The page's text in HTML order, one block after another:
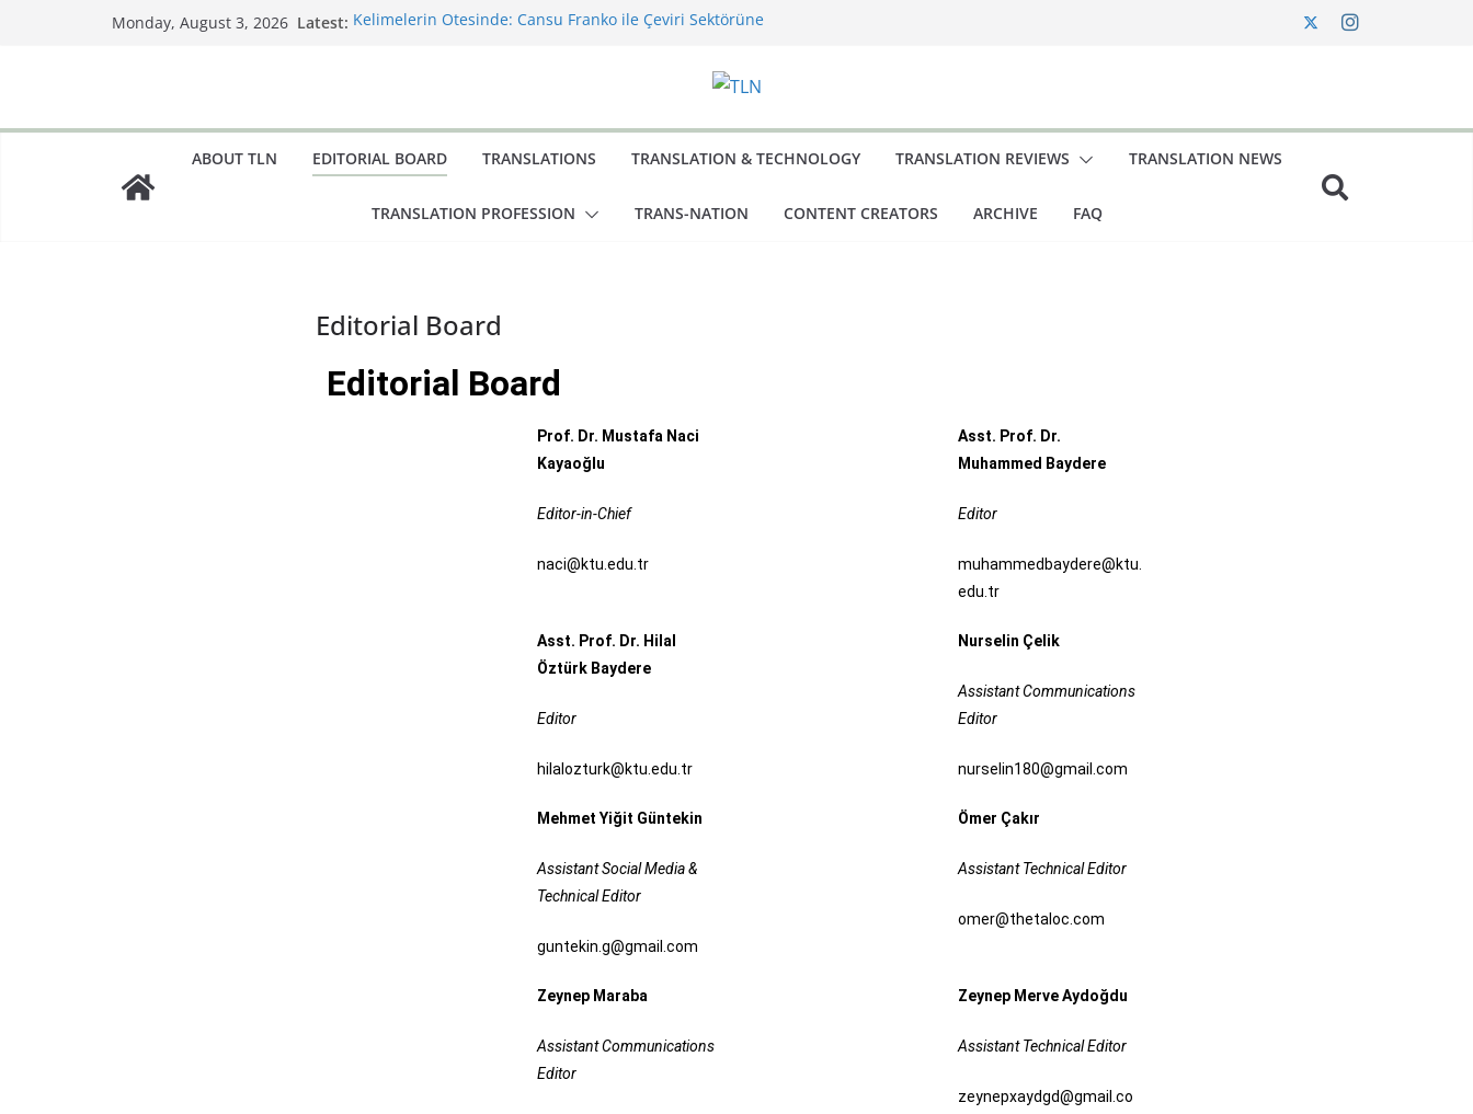
Monday, August 3, 2026 Latest: Kelimelerin Ötesinde: Cansu Franko ile Çeviri Sektörüne
Little Women’ın Yazarından Saklı Bir Başyapıt: Behind a
Çeviride Görünmez Olan: İdeoloji
Diller Arası Bir Kâbus: Burton Karakterlerine İsim Koyma
Sanatı
ABOUT TLN EDITORIAL BOARD TRANSLATIONS TRANSLATION & TECHNOLOGY TRANSLATION REVIEWS TRANSLATION NEWS
TRANSLATION PROFESSION TRANS-NATION CONTENT CREATORS ARCHIVE FAQ
Editorial Board
Editorial Board
Prof. Dr. Mustafa Naci
Kayaoğlu
Editor-in-Chief
naci@ktu.edu.tr
Asst. Prof. Dr.
Muhammed Baydere
Editor
muhammedbaydere@ktu.
edu.tr
Asst. Prof. Dr. Hilal
Öztürk Baydere
Editor
hilalozturk@ktu.edu.tr
Nurselin Çelik
Assistant Communications
Editor
nurselin180@gmail.com
Mehmet Yiğit Güntekin
Assistant Social Media &
Technical Editor
guntekin.g@gmail.com
Ömer Çakır
Assistant Technical Editor
omer@thetaloc.com
Zeynep Maraba
Assistant Communications
Editor
Zeynep Merve Aydoğdu
Assistant Technical Editor
zeynepxaydgd@gmail.co